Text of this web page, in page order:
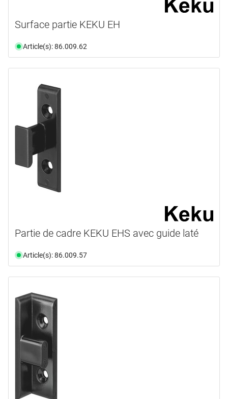
Surface partie KEKU EH
Article(s): 86.009.62
Partie de cadre KEKU EHS avec guide laté
Article(s): 86.009.57